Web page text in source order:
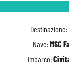
Destinazione:
Nave:MSC
Imbarco: